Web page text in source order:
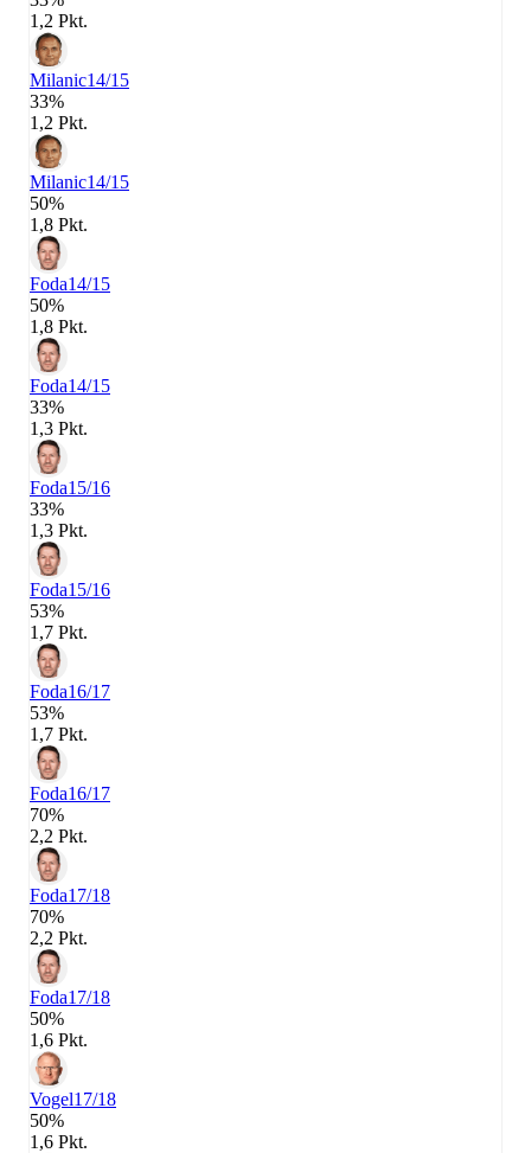
1,2 Pkt.
Milanic14/15
33%
1,2 Pkt.
Milanic14/15
50%
1,8 Pkt.
Foda14/15
50%
1,8 Pkt.
Foda14/15
33%
1,3 Pkt.
Foda15/16
33%
1,3 Pkt.
Foda15/16
53%
1,7 Pkt.
Foda16/17
53%
1,7 Pkt.
Foda16/17
70%
2,2 Pkt.
Foda17/18
70%
2,2 Pkt.
Foda17/18
50%
1,6 Pkt.
Vogel17/18
50%
1,6 Pkt.